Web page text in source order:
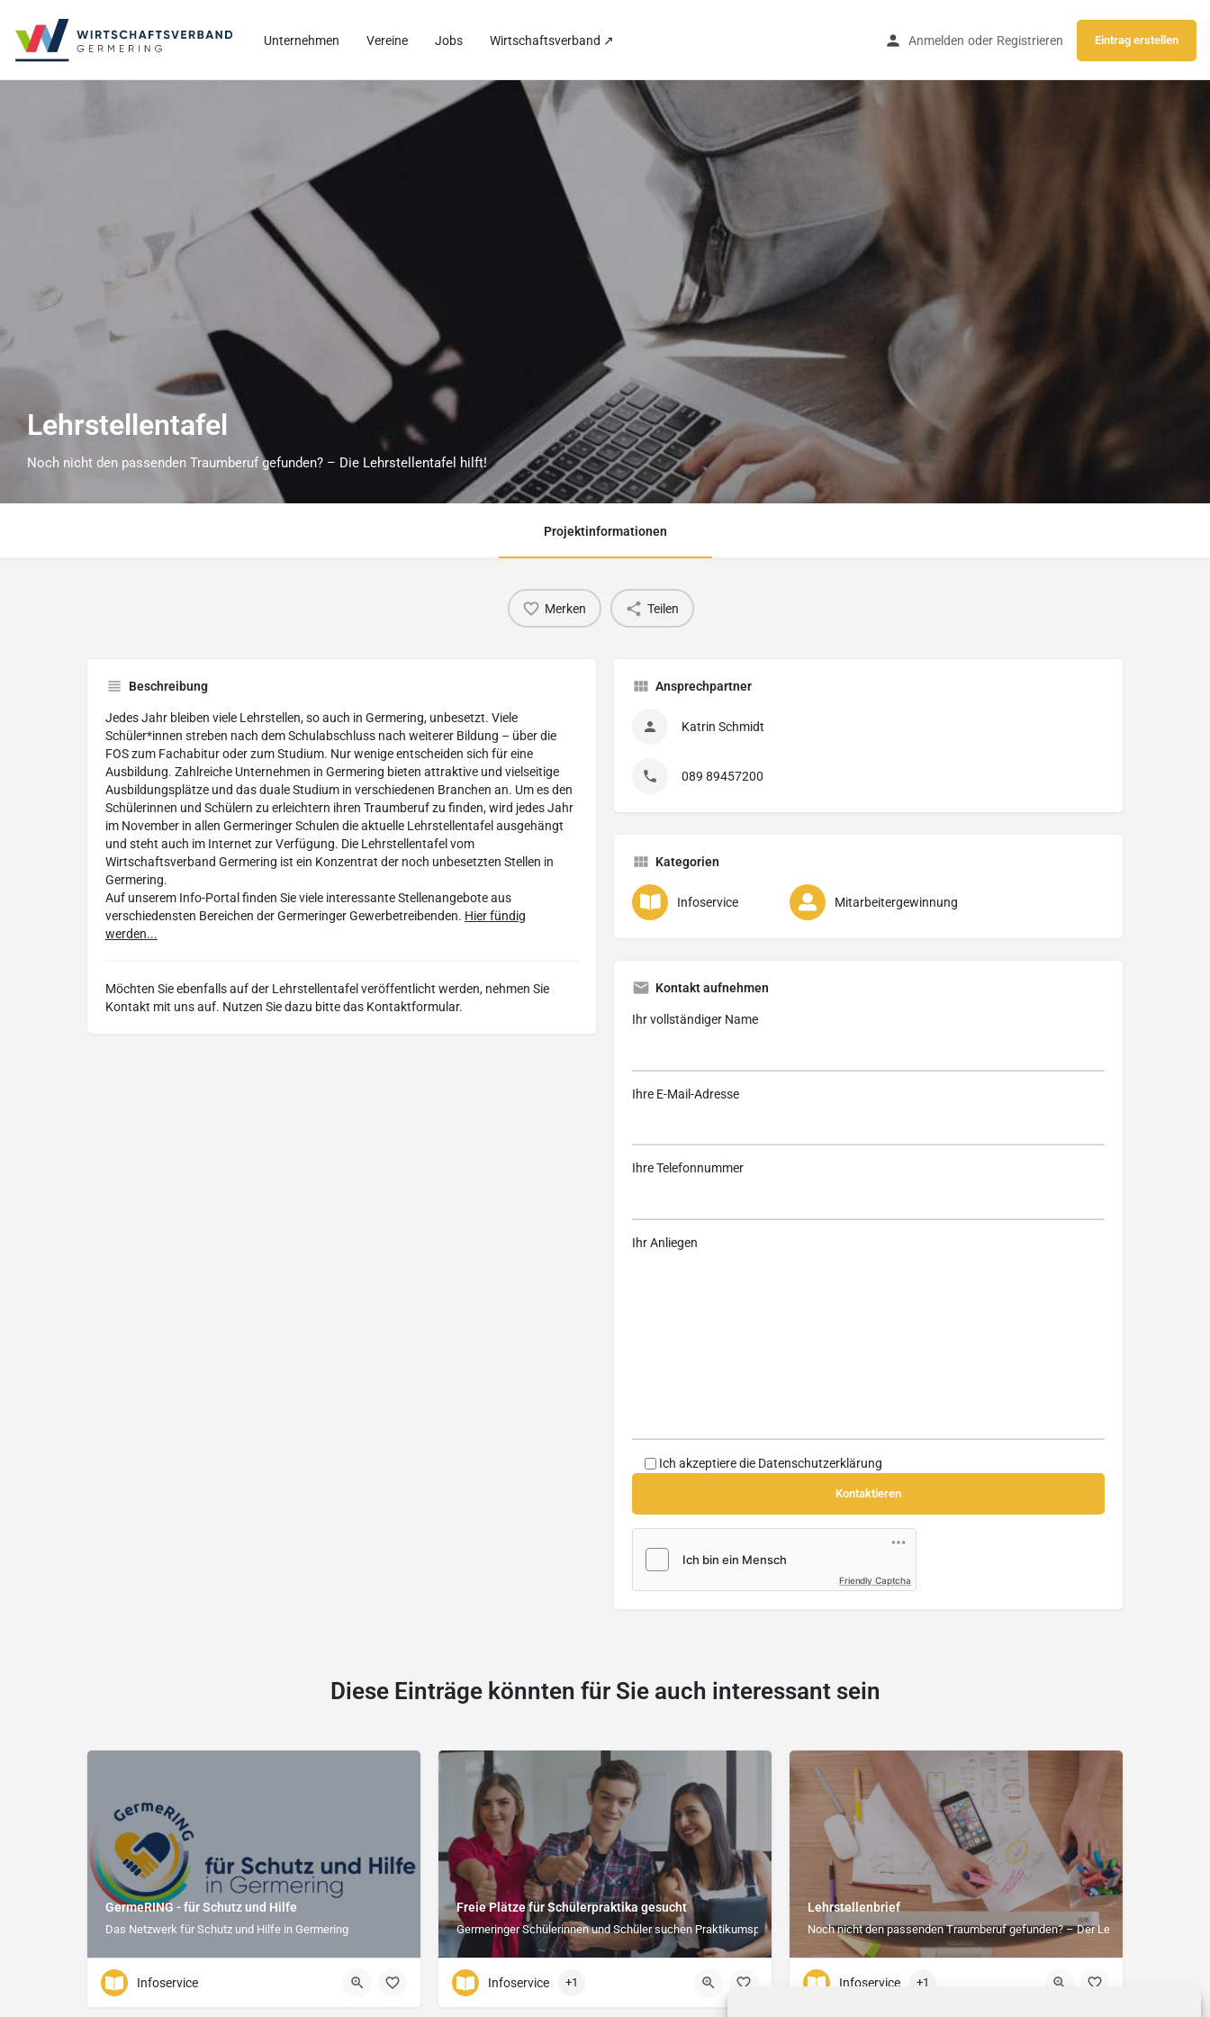
Unternehmen Vereine Jobs Wirtschaftsverband ↗ Anmelden oder Registrieren Eintrag erstellen
Lehrstellentafel
Noch nicht den passenden Traumberuf gefunden? – Die Lehrstellentafel hilft!
Projektinformationen
Merken Teilen
Beschreibung
Jedes Jahr bleiben viele Lehrstellen, so auch in Germering, unbesetzt. Viele
Schüler*innen streben nach dem Schulabschluss nach weiterer Bildung – über die
FOS zum Fachabitur oder zum Studium. Nur wenige entscheiden sich für eine
Ausbildung. Zahlreiche Unternehmen in Germering bieten attraktive und vielseitige
Ausbildungsplätze und das duale Studium in verschiedenen Branchen an. Um es den
Schülerinnen und Schülern zu erleichtern ihren Traumberuf zu finden, wird jedes Jahr
im November in allen Germeringer Schulen die aktuelle Lehrstellentafel ausgehängt
und steht auch im Internet zur Verfügung. Die Lehrstellentafel vom
Wirtschaftsverband Germering ist ein Konzentrat der noch unbesetzten Stellen in
Germering.
Auf unserem Info-Portal finden Sie viele interessante Stellenangebote aus
verschiedensten Bereichen der Germeringer Gewerbetreibenden. Hier fündig
werden...
Möchten Sie ebenfalls auf der Lehrstellentafel veröffentlicht werden, nehmen Sie
Kontakt mit uns auf. Nutzen Sie dazu bitte das Kontaktformular.
Ansprechpartner
Katrin Schmidt
089 89457200‬
Kategorien
Infoservice Mitarbeitergewinnung
Kontakt aufnehmen
Ihr vollständiger Name
Ihre E-Mail-Adresse
Ihre Telefonnummer
Ihr Anliegen
Ich akzeptiere die Datenschutzerklärung
Friendly Captcha
Diese Einträge könnten für Sie auch interessant sein
GermeRING - für Schutz und Hilfe
Das Netzwerk für Schutz und Hilfe in Germering
Infoservice
Freie Plätze für Schülerpraktika gesucht
Germeringer Schülerinnen und Schüler suchen Praktikumsplätze
Infoservice +1
Lehrstellenbrief
Noch nicht den passenden Traumberuf gefunden? – Der Lehrstellenbrief hilft!
Infoservice +1